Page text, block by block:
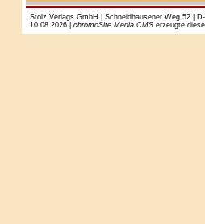
Stolz Verlags GmbH | Schneidhausener Weg 52 |
10.08.2026 | chromoSite Media CMSerzeugte